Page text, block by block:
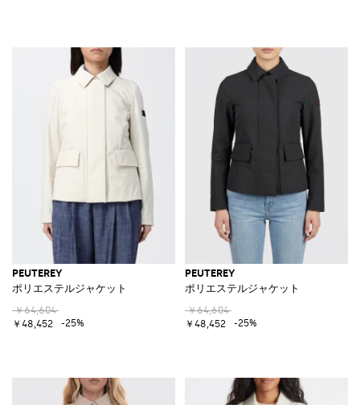
PEUTEREY
ポリエステルジャケット
￥64,604
￥48,452
-25%
PEUTEREY
ポリエステルジャケット
￥64,604
￥48,452
-25%